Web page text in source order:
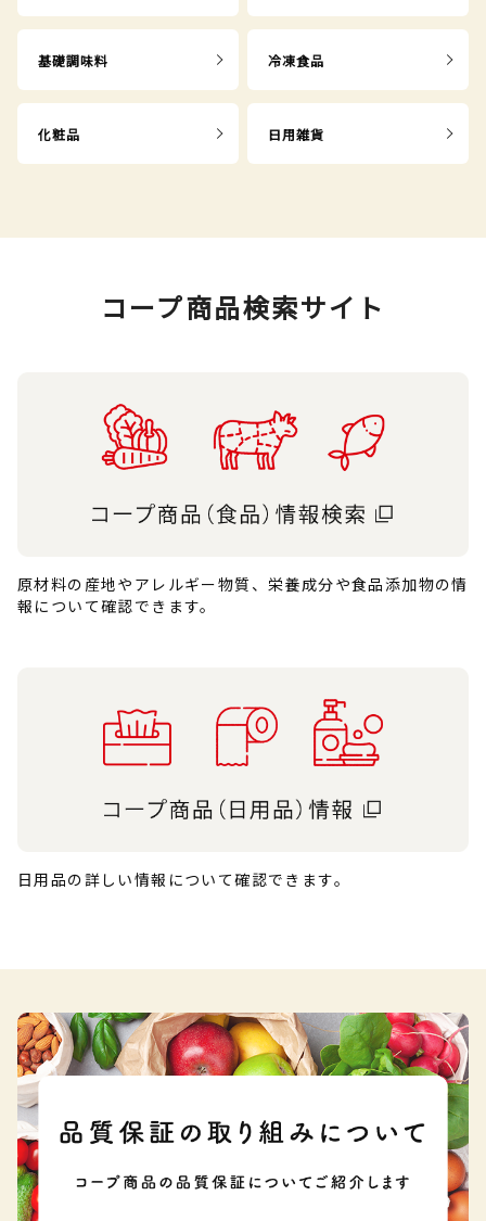
基礎調味料 冷凍食品
化粧品 日用雑貨
コープ商品検索サイト
原材料の産地やアレルギー物質、栄養成分や食品添加物の情
報について確認できます。
日用品の詳しい情報について確認できます。